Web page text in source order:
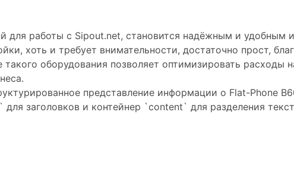
для работы с Sipout.net, становится надёжным и удобным
хоть и требует внимательности, достаточно прост,
такого оборудования позволяет оптимизировать
представление информации о Flat-Phone
заголовков и контейнер `content` для разделения